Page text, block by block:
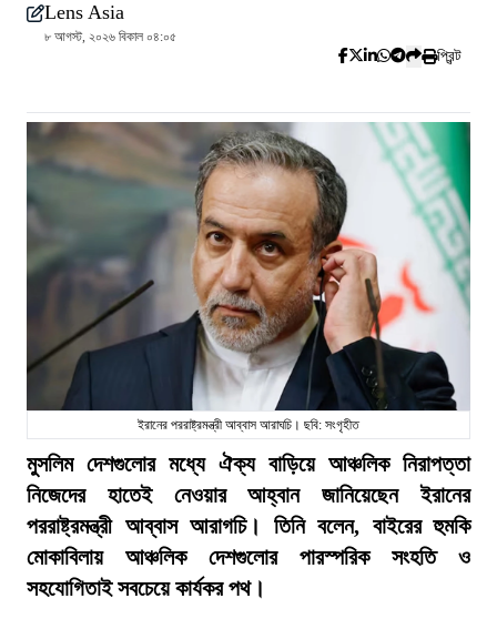
Lens Asia
৮ আগস্ট, ২০২৬ বিকাল ০৪:০৫
প্রিন্ট
ইরানের পররাষ্ট্রমন্ত্রী আব্বাস আরাঘচি। ছবি: সংগৃহীত
মুসলিম দেশগুলোর মধ্যে ঐক্য বাড়িয়ে আঞ্চলিক নিরাপত্তা
নিজেদের হাতেই নেওয়ার আহ্বান জানিয়েছেন ইরানের
পররাষ্ট্রমন্ত্রী আব্বাস আরাগচি। তিনি বলেন, বাইরের হুমকি
মোকাবিলায় আঞ্চলিক দেশগুলোর পারস্পরিক সংহতি ও
সহযোগিতাই সবচেয়ে কার্যকর পথ।